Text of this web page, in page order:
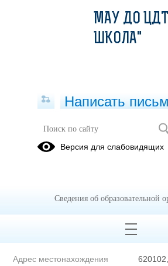
Полное наименование
образовательной организации*
и
Сокращенное наименование
образовательной организации*
Адрес местонахождения
МАУ ДО
ШКОЛА"
Написать
Версия для слабовидящих
Сведения об образовательной